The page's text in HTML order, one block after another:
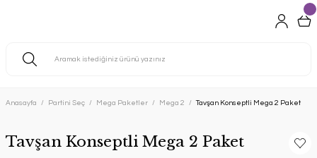
Anasayfa Partini Seç Mega Paketler Mega 2 Tavşan Konseptli Mega 2 Paket
Tavşan Konseptli Mega 2 Paket